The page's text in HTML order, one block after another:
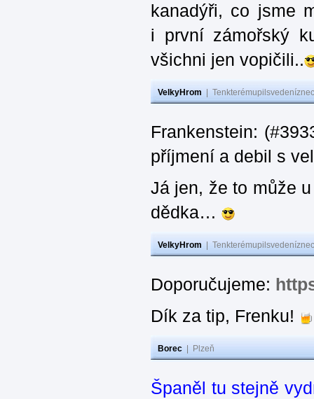
kanadýři, co jsme
i první zámořský
všichni jen vopičili..
VelkyHrom
Frankenstein:
příjmení a debil s
Já jen, že to může
dědka…
VelkyHrom
Doporučujeme:
Dík za tip, Frenku!
Borec Plzeň
Španěl tu stejně